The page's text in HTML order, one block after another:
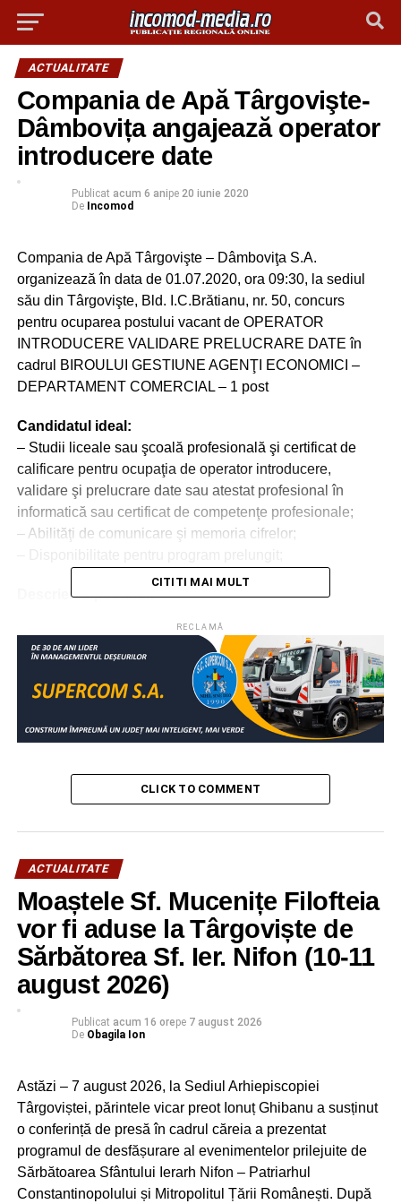
ACTUALITATE
Compania de Apă Târgovişte-
Dâmbovița angajează operator
introducere date
Publicat acum 6 anipe 20 iunie 2020
De Incomod
Compania de Apă Târgovişte – Dâmboviţa S.A.
organizează în data de 01.07.2020, ora 09:30, la sediul
său din Târgovişte, Bld. I.C.Brătianu, nr. 50, concurs
pentru ocuparea postului vacant de OPERATOR
INTRODUCERE VALIDARE PRELUCRARE DATE în
cadrul BIROULUI GESTIUNE AGENŢI ECONOMICI –
DEPARTAMENT COMERCIAL – 1 post
Candidatul ideal:
– Studii liceale sau şcoală profesională şi certificat de
calificare pentru ocupaţia de operator introducere,
validare şi prelucrare date sau atestat profesional în
informatică sau certificat de competenţe profesionale;
– Abilităţi de comunicare şi memoria cifrelor;
Descrierea postului:
mecanice atât pentru agenţii economici cât şi pentru
persoanele fizice.
– Verificarea în teren a branşamentelor/racordurilor cât şi
a altor date contractuale privind serviciile facturate, iniţiere
şi întocmire contracte;
– Initiază inventarierea contractelor agenţilor economici,
– Încheie contracte, le arhivează, preia, înregistrează,
verifică citirile indexelor contoarelor de branşament;
asigurării satisfacţiei clientului/reglarea consumurilor
provenite din diverse motive (index, serviciu facturat,
dotare, eventuală fraudă).
În vederea înscrierii la concurs, candidaţii vor depune la
Oficiul Juridic – Gestiune Personal al Companiei de Apă
Târgovişte-Dâmboviţa S.A., Bld. I.C. Brătianu nr.50,
telefon 0245614403, până la data de 29.06.2020, ora
16:00, un dosar de înscriere cuprinzând următoarele
– Dosar cu şina;
– Cerere de înscriere la concurs – se completează la
depunerea dosarului
– Curiculum vitae;
– Copia actului de identitate;
– Copii diplome de studii, copii certificate
CITITI MAI MULT
RECLAMĂ
CLICK TO COMMENT
ACTUALITATE
Moaștele Sf. Mucenițe Filofteia
vor fi aduse la Târgoviște de
Sărbătorea Sf. Ier. Nifon (10-11
august 2026)
Publicat acum 16 orepe 7 august 2026
De Obagila Ion
Astăzi – 7 august 2026, la Sediul Arhiepiscopiei
Târgoviștei, părintele vicar preot Ionuț Ghibanu a susținut
o conferință de presă în cadrul căreia a prezentat
programul de desfășurare al evenimentelor prilejuite de
Sărbătoarea Sfântului Ierarh Nifon – Patriarhul
Constantinopolului și Mitropolitul Țării Românești. După